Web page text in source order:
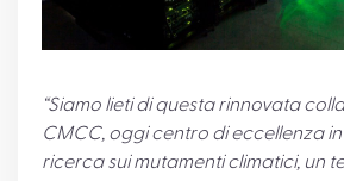
“Siamo lieti di questa rinnovata
CMCC, oggi centro di eccellenza
ricerca sui mutamenti climatici, un